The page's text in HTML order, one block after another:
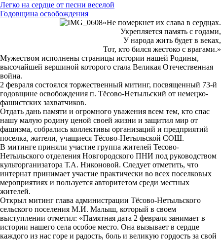
Легко на сердце от песни веселой
Годовщина освобождения
«Не померкнет их слава в сердцах.
Укрепляется память с годами,
У народа жить будет в веках,
Тот, кто бился жестоко с врагами.»
Мужеством исполнены страницы истории нашей Родины,
высочайшей вершиной которого стала Великая Отечественная
война.
2 февраля состоялся торжественный митинг, посвященный 73-й
годовщине освобождения п. Тёсово-Нетыльский от немецко-
фашистских захватчиков.
Отдать дань памяти и огромного уважения всем тем, кто спас
нашу малую родину ценой своей жизни и защитил мир от
фашизма, собрались коллективы организаций и предприятий
поселка, жители, учащиеся Тёсово-Нетыльской СОШ.
В митинге приняли участие группа жителей Тесово-
Нетыльского отделения Новгородского ПНИ под руководством
культорганизатора Т.А. Никоновой. Следует отметить, что
интернат принимает участие практически во всех поселковых
мероприятиях и пользуется авторитетом среди местных
жителей.
Открыл митинг глава администрации Тёсово-Нетыльского
сельского поселения М.И. Малыш, который в своем
выступлении отметил: «Памятная дата 2 февраля занимает в
истории нашего села особое место. Она вызывает в сердце
каждого из нас горе и радость, боль и великую гордость за свой